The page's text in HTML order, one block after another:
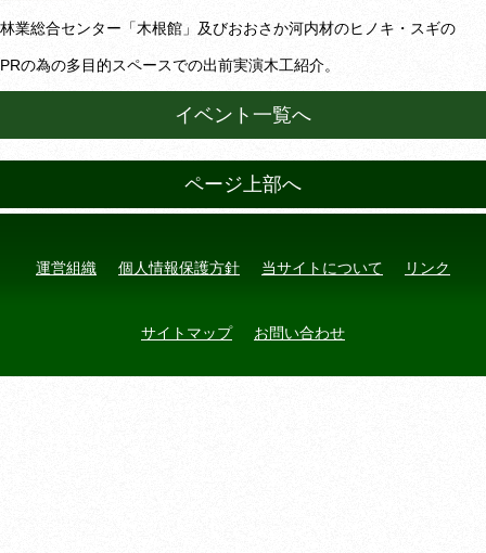
林業総合センター「木根館」及びおおさか河内材のヒノキ・スギの
PRの為の多目的スペースでの出前実演木工紹介。
イベント一覧へ
ページ上部へ
運営組織 個人情報保護方針 当サイトについて リンク
サイトマップ お問い合わせ